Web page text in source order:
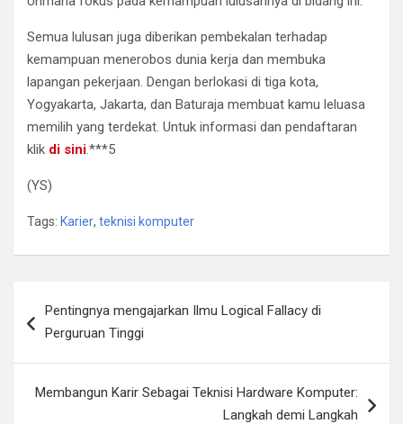
Semua lulusan juga diberikan pembekalan terhadap
kemampuan menerobos dunia kerja dan membuka
lapangan pekerjaan. Dengan berlokasi di tiga kota,
Yogyakarta, Jakarta, dan Baturaja membuat kamu leluasa
memilih yang terdekat. Untuk informasi dan pendaftaran
klik di sini.***5
(YS)
Tags: Karier, teknisi komputer
posPentingnya mengajarkan Ilmu Logical Fallacy di
Perguruan Tinggi
Membangun Karir Sebagai Teknisi Hardware Komputer:
Langkah demi Langkah